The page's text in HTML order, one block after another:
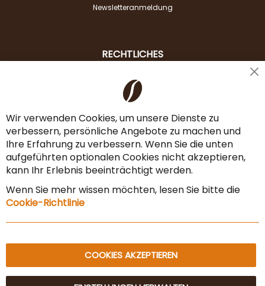
Newsletteranmeldung
RECHTLICHES
Liefer- & Versandkosten
AGB & Widerrufsrecht
Vertrag widerrufen
Impressum
Datenschutz & Sicherheit
Wir verwenden Cookies, um unsere Dienste zu
verbessern, persönliche Angebote zu machen und
Ihre Erfahrung zu verbessern. Wenn Sie die unten
aufgeführten optionalen Cookies nicht akzeptieren,
kann Ihr Erlebnis beeinträchtigt werden.
Wenn Sie mehr wissen möchten, lesen Sie bitte die
Cookie-Richtlinie
COOKIES AKZEPTIEREN